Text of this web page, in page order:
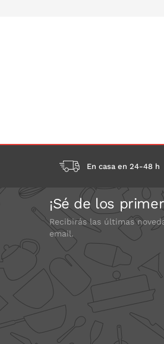
En casa en 24-48 h
¡Sé de los
Recibirás las últimas
email.